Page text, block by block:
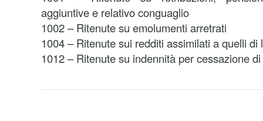
aggiuntive e relativo conguaglio
1002 – Ritenute su emolumenti arretrati
1004 – Ritenute sui redditi assimilati a quelli di
1012 – Ritenute su indennità per cessazione